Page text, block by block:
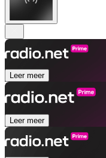
Leer meer
Leer meer